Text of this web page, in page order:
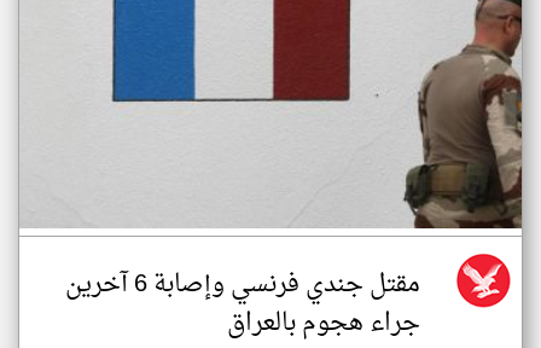
مقتل جندي فرنسي وإصابة 6 آخرين
جراء هجوم بالعراق